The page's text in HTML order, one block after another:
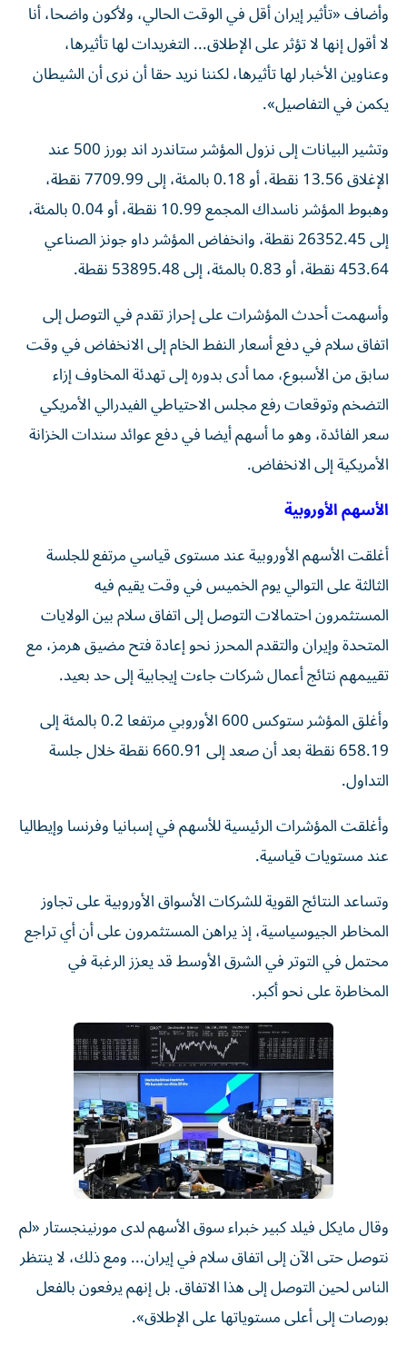
وأضاف «تأثير إيران أقل في الوقت الحالي، ولأكون واضحا، أنا
لا أقول ​إنها لا ‌تؤثر على الإطلاق... التغريدات لها تأثيرها،
وعناوين الأخبار لها تأثيرها، لكننا ‌نريد حقا أن نرى أن الشيطان
يكمن في التفاصيل».
وتشير البيانات إلى نزول المؤشر ستاندرد اند بورز 500 عند
الإغلاق 13.56 نقطة، أو 0.18 بالمئة، إلى 7709.99 نقطة،
‌وهبوط المؤشر ناسداك ‌المجمع 10.99 نقطة، أو 0.04 بالمئة،
⁠إلى 26352.45 نقطة، وانخفاض المؤشر داو جونز الصناعي
453.64 نقطة، ‌أو 0.83 بالمئة، إلى 53895.48 نقطة.
وأسهمت أحدث المؤشرات على إحراز تقدم في التوصل إلى
اتفاق سلام في دفع أسعار النفط الخام ⁠إلى الانخفاض في وقت
سابق من الأسبوع، مما أدى بدوره إلى ​تهدئة المخاوف إزاء
التضخم وتوقعات رفع مجلس الاحتياطي الفيدرالي الأمريكي
سعر الفائدة، وهو ما أسهم أيضا في دفع عوائد سندات الخزانة
⁠الأمريكية إلى الانخفاض.
الأسهم الأوروبية
أغلقت الأسهم الأوروبية عند مستوى قياسي مرتفع للجلسة
الثالثة على التوالي يوم الخميس في وقت يقيم فيه
المستثمرون احتمالات التوصل إلى اتفاق سلام ‌بين الولايات
المتحدة وإيران والتقدم المحرز نحو إعادة فتح مضيق هرمز، مع ​
تقييمهم نتائج أعمال ⁠شركات جاءت إيجابية إلى حد بعيد.
وأغلق المؤشر ستوكس ‌600 الأوروبي مرتفعا 0.2 ‌بالمئة إلى
658.19 نقطة بعد أن صعد إلى 660.91 نقطة خلال جلسة
التداول.
وأغلقت المؤشرات الرئيسية للأسهم في إسبانيا وفرنسا وإيطاليا
عند مستويات قياسية.
وتساعد النتائج ‌القوية للشركات الأسواق الأوروبية على تجاوز
المخاطر الجيوسياسية، إذ يراهن المستثمرون على أن ⁠أي تراجع
محتمل في التوتر في الشرق الأوسط قد يعزز الرغبة في
المخاطرة على نحو أكبر.
وقال مايكل فيلد كبير خبراء سوق الأسهم لدى مورنينجستار «لم
نتوصل حتى الآن إلى اتفاق سلام في إيران... ومع ذلك، لا ينتظر
الناس لحين التوصل إلى هذا الاتفاق. بل إنهم يرفعون بالفعل
بورصات إلى ​أعلى مستوياتها على الإطلاق».